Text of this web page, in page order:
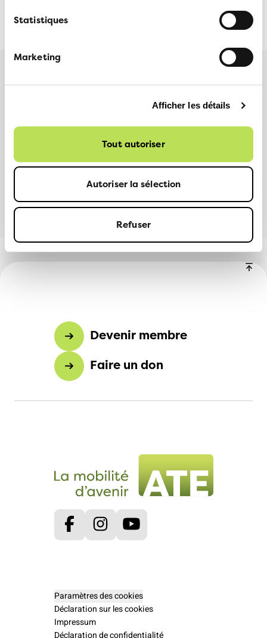
Statistiques
Marketing
Afficher les détails
Tout autoriser
Autoriser la sélection
Refuser
ATE FRIBOURG 10 JUIN 2026
Plus d'informations
FacebookLinkedIn
Devenir membre
Faire un don
FacebookInstagram
Paramètres des cookies
Déclaration sur les cookies
Impressum
Déclaration de confidentialité